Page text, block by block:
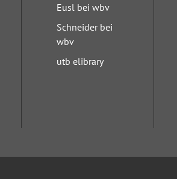
Eusl bei wbv
Schneider bei
wbv
utb elibrary